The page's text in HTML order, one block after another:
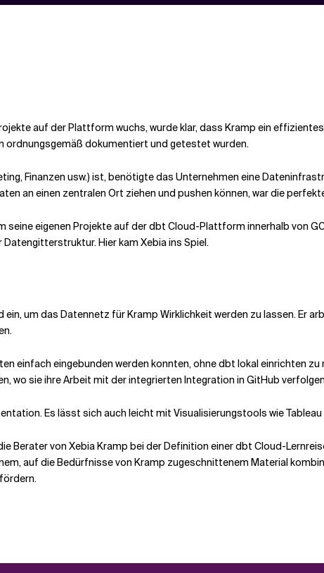
auf der Plattform wuchs, wurde klar, dass Kramp ein
dokumentiert und getestet wurden.
Finanzen usw.) ist, benötigte das Unternehmen eine
an einen zentralen Ort ziehen und pushen können, war die
eigenen Projekte auf der dbt Cloud-Plattform innerhalb von
Hier kam Xebia ins Spiel.
um das Datennetz für Kramp Wirklichkeit werden zu lassen. Er
einfach eingebunden werden konnten, ohne dbt lokal einrichten
wo sie ihre Arbeit mit der integrierten Integration in GitHub
Es lässt sich auch leicht mit Visualisierungstools wie
von Xebia Kramp bei der Definition einer dbt Cloud-
auf die Bedürfnisse von Kramp zugeschnittenem Material